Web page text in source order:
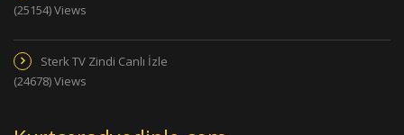
(25154) Views
Sterk TV Zindi Canlı İzle
(24678) Views